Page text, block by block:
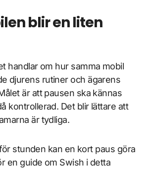
blir en liten
handlar om hur samma mobil
djurens rutiner och ägarens
är att pausen ska kännas
kontrollerad. Det blir lättare att
är tydliga.
stunden kan en kort paus göra
en guide om Swish i detta